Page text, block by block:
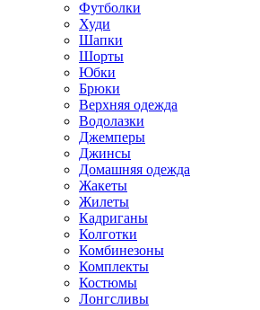
Футболки
Худи
Шапки
Шорты
Юбки
Брюки
Верхняя одежда
Водолазки
Джемперы
Джинсы
Домашняя одежда
Жакеты
Жилеты
Кадриганы
Колготки
Комбинезоны
Комплекты
Костюмы
Лонгсливы